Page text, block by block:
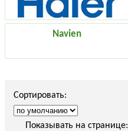
Navien
Сортировать:
Показывать на странице: